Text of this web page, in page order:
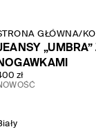
GŁÓWNA/
„UMBRA”
zł